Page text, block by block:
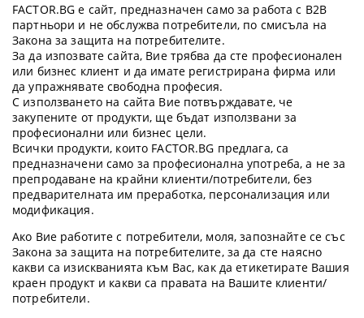
FACTOR.BG е сайт, предназначен само за работа с B2B
партньори и не обслужва потребители, по смисъла на
Закона за защита на потребителите.
За да изпозвате сайта, Вие трябва да сте професионален
или бизнес клиент и да имате регистрирана фирма или
да упражнявате свободна професия.
С използването на сайта Вие потвърждавате, че
закупените от продукти, ще бъдат използвани за
професионални или бизнес цели.
Всички продукти, които FACTOR.BG предлага, са
предназначени само за професионална употреба, а не за
препродаване на крайни клиенти/потребители, без
предварителната им преработка, персонализация или
модификация.
Ако Вие работите с потребители, моля, запознайте се със
Закона за защита на потребителите, за да сте наясно
какви са изискванията към Вас, как да етикетирате Вашия
краен продукт и какви са правата на Вашите клиенти/
потребители.